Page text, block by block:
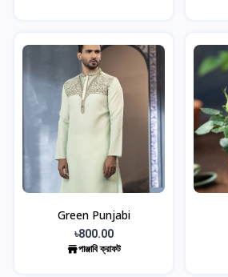
Green Punjabi
৳800.00
পাঞ্জাবি ক্রাফট